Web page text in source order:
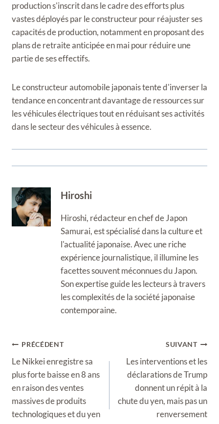
production s'inscrit dans le cadre des efforts plus
vastes déployés par le constructeur pour réajuster ses
capacités de production, notamment en proposant des
plans de retraite anticipée en mai pour réduire une
partie de ses effectifs.
Le constructeur automobile japonais tente d'inverser la
tendance en concentrant davantage de ressources sur
les véhicules électriques tout en réduisant ses activités
dans le secteur des véhicules à essence.
Hiroshi
Hiroshi, rédacteur en chef de Japon
Samurai, est spécialisé dans la culture et
l'actualité japonaise. Avec une riche
expérience journalistique, il illumine les
facettes souvent méconnues du Japon.
Son expertise guide les lecteurs à travers
les complexités de la société japonaise
contemporaine.
Navigation
de
l’article
PRÉCÉDENT
Le Nikkei enregistre sa
plus forte baisse en 8 ans
en raison des ventes
massives de produits
technologiques et du yen
SUIVANT
Les interventions et les
déclarations de Trump
donnent un répit à la
chute du yen, mais pas un
renversement